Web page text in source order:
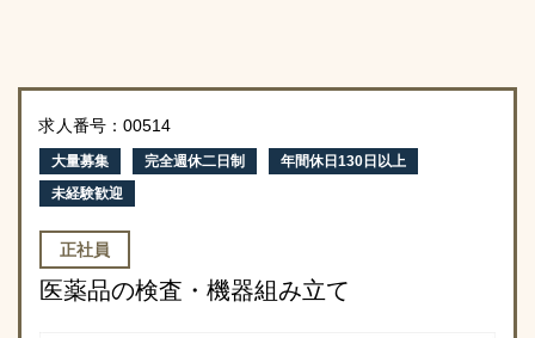
求人番号：00514
大量募集 完全週休二日制
年間休日130日以上
未経験歓迎
正社員
医薬品の検査・機器組み立て